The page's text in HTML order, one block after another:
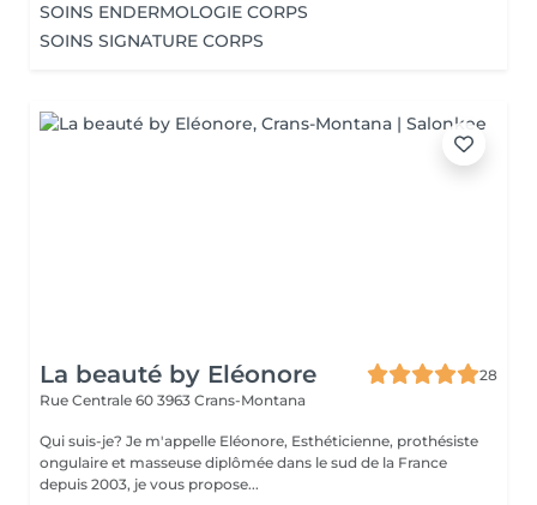
SOINS ENDERMOLOGIE CORPS
SOINS SIGNATURE CORPS
La beauté by Eléonore
28
Rue Centrale 60 3963 Crans-Montana
Qui suis-je? Je m'appelle Eléonore, Esthéticienne, prothésiste
ongulaire et masseuse diplômée dans le sud de la France
depuis 2003, je vous propose...